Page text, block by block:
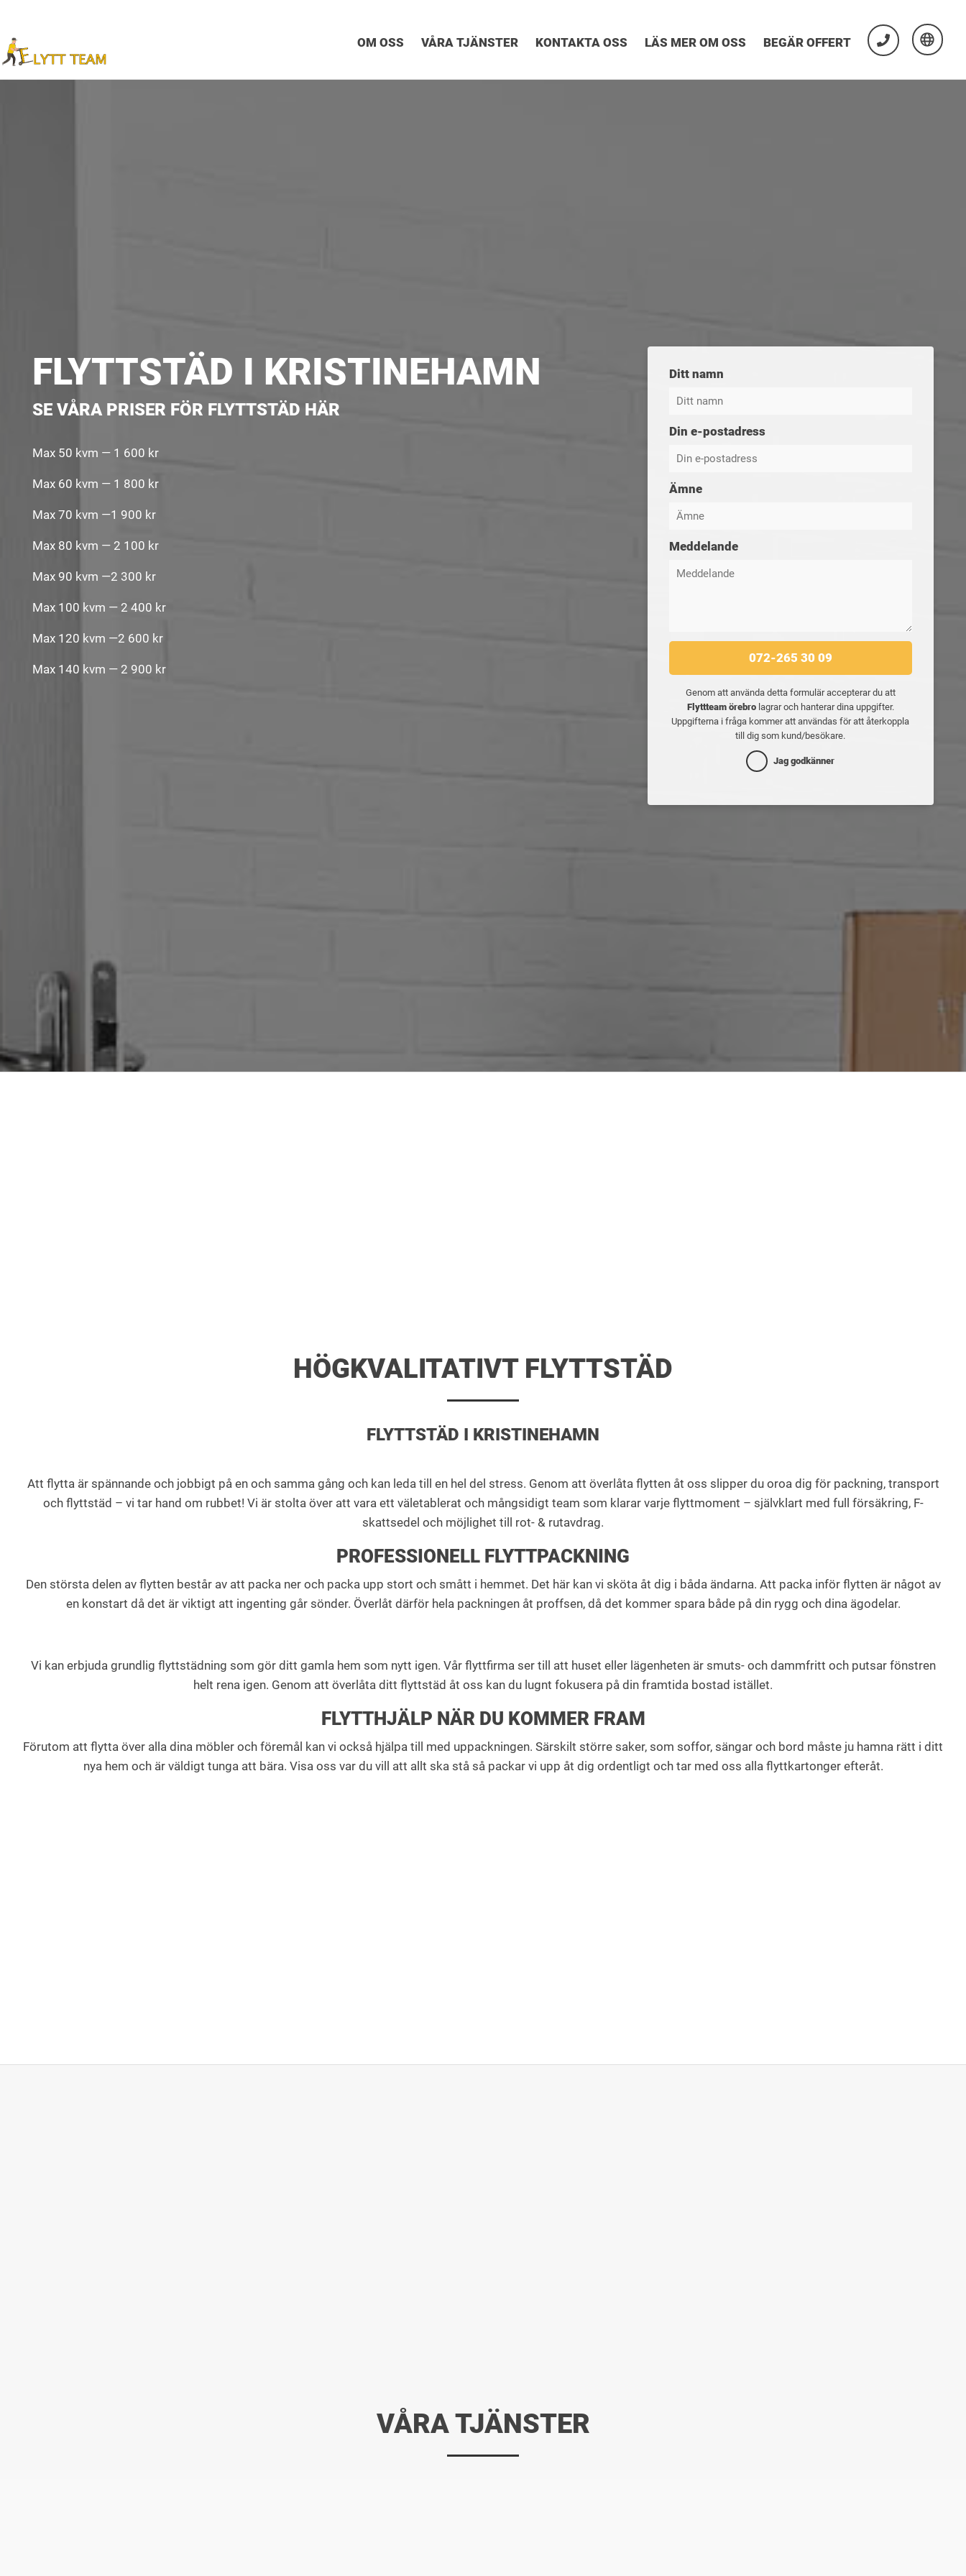
OM OSS VÅRA TJÄNSTER KONTAKTA OSS LÄS MER OM OSS BEGÄR OFFERT
FLYTTSTÄD I KRISTINEHAMN
SE VÅRA PRISER FÖR FLYTTSTÄD HÄR
Max 50 kvm — 1 600 kr
Max 60 kvm — 1 800 kr
Max 70 kvm —1 900 kr
Max 80 kvm — 2 100 kr
Max 90 kvm —2 300 kr
Max 100 kvm — 2 400 kr
Max 120 kvm —2 600 kr
Max 140 kvm — 2 900 kr
Ditt namn
Din e-postadress
Ämne
Meddelande
072-265 30 09
Genom att använda detta formulär accepterar du att
Flyttteam örebrolagrar och hanterar dina uppgifter.
Uppgifterna i fråga kommer att användas för att återkoppla
till dig som kund/besökare.
Jag godkänner
HÖGKVALITATIVT FLYTTSTÄD
FLYTTSTÄD I KRISTINEHAMN
Att flytta är spännande och jobbigt på en och samma gång och kan leda till en hel del stress. Genom att överlåta flytten åt oss slipper du oroa dig för packning, transport
och flyttstäd – vi tar hand om rubbet! Vi är stolta över att vara ett väletablerat och mångsidigt team som klarar varje flyttmoment – självklart med full försäkring, F-
skattsedel och möjlighet till rot- & rutavdrag.
PROFESSIONELL FLYTTPACKNING
Den största delen av flytten består av att packa ner och packa upp stort och smått i hemmet. Det här kan vi sköta åt dig i båda ändarna. Att packa inför flytten är något av
en konstart då det är viktigt att ingenting går sönder. Överlåt därför hela packningen åt proffsen, då det kommer spara både på din rygg och dina ägodelar.
Vi kan erbjuda grundlig flyttstädning som gör ditt gamla hem som nytt igen. Vår flyttfirma ser till att huset eller lägenheten är smuts- och dammfritt och putsar fönstren
helt rena igen. Genom att överlåta ditt flyttstäd åt oss kan du lugnt fokusera på din framtida bostad istället.
FLYTTHJÄLP NÄR DU KOMMER FRAM
Förutom att flytta över alla dina möbler och föremål kan vi också hjälpa till med uppackningen. Särskilt större saker, som soffor, sängar och bord måste ju hamna rätt i ditt
nya hem och är väldigt tunga att bära. Visa oss var du vill att allt ska stå så packar vi upp åt dig ordentligt och tar med oss alla flyttkartonger efteråt.
VÅRA TJÄNSTER